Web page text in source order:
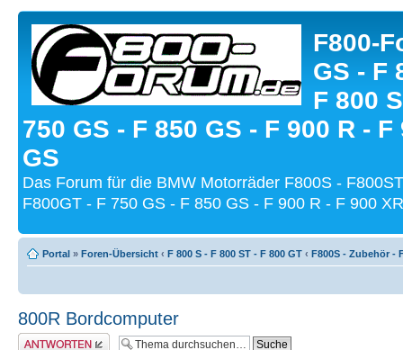
F800-
GS - F
F 800
750 GS - F 850 GS - F 900 R - F
GS
Das Forum für die BMW Motorräder F800S -
F800GT - F 750 GS - F 850 GS - F 900 R - F 900
Portal » Foren-Übersicht ‹ F 800 S - F 800 ST - F 800 GT ‹ F800S - Zubehör -
800R Bordcomputer
Antwort schreiben